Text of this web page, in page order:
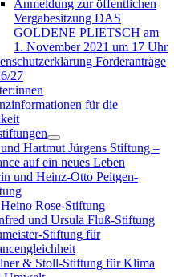
Anmeldung zur öffentlichen
Vergabesitzung DAS
GOLDENE PLIETSCH am
1. November 2021 um 17 Uhr
Förderanträge
27
für die
Hartmut Jürgens Stiftung –
auf ein neues Leben
und Heinz-Otto Peitgen-
Rose-Stiftung
und Ursula Fluß-Stiftung
Stiftung für
& Stoll-Stiftung für Klima